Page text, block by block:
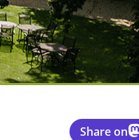
Share on